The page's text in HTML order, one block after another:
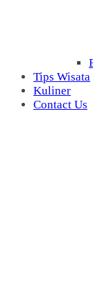
Tips Wisata
Kuliner
Contact Us